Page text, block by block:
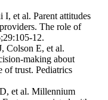
et al. Parent attitudes
The role of
12.
Colson E, et al.
making about
of trust. Pediatrics
et al. Millennium